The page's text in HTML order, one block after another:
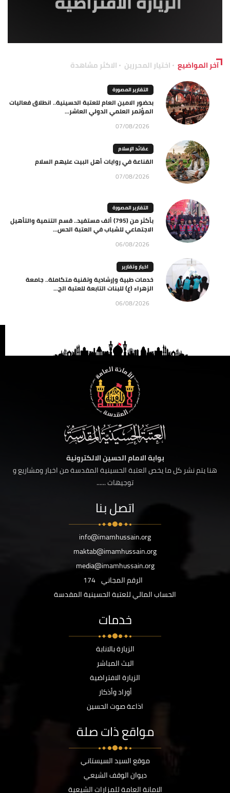
آخر المواضيع اختيار المحررين الاكثر مشاهدة
التقارير المصورة
بحضور الامين العام للعتبة الحسينية.. انطلاق فعاليات
المؤتمر العلمي الدولي العاشر...
07/08/2026
عقائد الإسلام
القناعة في روايات أهل البيت عليهم السلام
07/08/2026
التقارير المصورة
بأكثر من (795) ألف مستفيد.. قسم التنمية والتأهيل
الاجتماعي للشباب في العتبة الحس...
06/08/2026
اخبار وتقارير
خدمات طبية وإرشادية وتقنية متكاملة.. جامعة
الزهراء (ع) للبنات التابعة للعتبة الح...
06/08/2026
بوابة الامام الحسين الالكترونية
هنا يتم نشر كل ما يخص العتبة الحسينية المقدسة من اخبار ومشاريع و
توجيهات ......
اتصل بنا
info@imamhussain.org
maktab@imamhussain.org
media@imamhussain.org
الرقم المجاني 174
الحساب المالي للعتبة الحسينية المقدسة
خدمات
الزيارة بالانابة
البث المباشر
الزيارة الافتراضية
أوراد وأذكار
اذاعة صوت الحسين
مواقع ذات صلة
موقع السيد السيستاني
ديوان الوقف الشيعي
الامانة العامة للمزارات الشيعية